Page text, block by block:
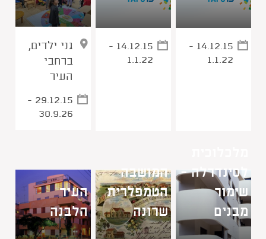
14.12.15 -
1.1.22
14.12.15 -
1.1.22
גני ילדים,
ברחבי
העיר
29.12.15 -
30.9.26
לסינדרלה -
שימור
מבנים
המושבה
הטמפלרית
שרונה
העיר
הלבנה